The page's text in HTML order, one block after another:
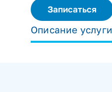
Записаться
Описание услуги